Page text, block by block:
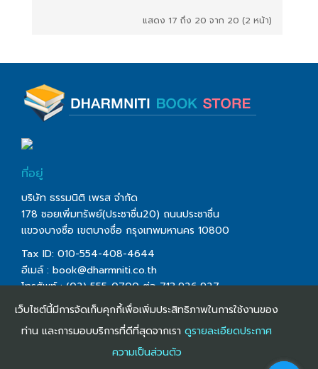
แสดง 17 ถึง 20 จาก 20 (2 หน้า)
ที่อยู่
บริษัท ธรรมนิติ เพรส จำกัด
178 ซอยเพิ่มทรัพย์(ประชาชื่น20) ถนนประชาชื่น
แขวงบางซื่อ เขตบางซื่อ กรุงเทพมหานคร 10800
Tax ID: 010-554-408-4644
อีเมล์ : book@dharmniti.co.th
โทรศัพท์ : (02) 555-0700 ต่อ 713,926,927
โทรสาร : (02) 555-0728
เว็บไซต์นี้มีการจัดเก็บคุกกี้เพื่อเพิ่มประสิทธิภาพในการใช้งานของ
ท่าน และการมอบบริการที่ดีที่สุดจากเรา ดูรายละเอียดประกาศ
ความเป็นส่วนตัว